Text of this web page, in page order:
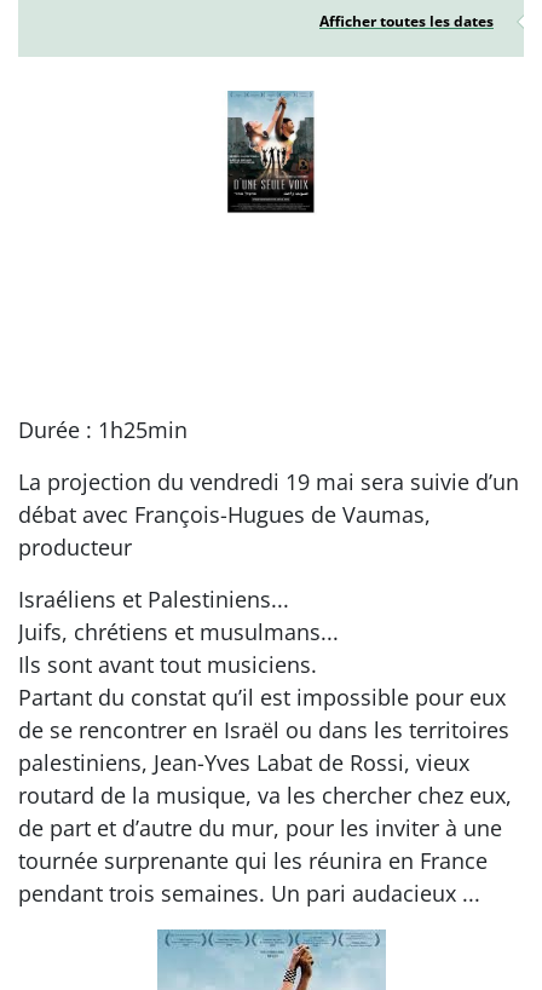
Afficher toutes les dates
Durée : 1h25min
La projection du vendredi 19 mai sera suivie d’un
débat avec François-Hugues de Vaumas,
producteur
Israéliens et Palestiniens...
Juifs, chrétiens et musulmans...
Ils sont avant tout musiciens.
Partant du constat qu’il est impossible pour eux
de se rencontrer en Israël ou dans les territoires
palestiniens, Jean-Yves Labat de Rossi, vieux
routard de la musique, va les chercher chez eux,
de part et d’autre du mur, pour les inviter à une
tournée surprenante qui les réunira en France
pendant trois semaines. Un pari audacieux ...